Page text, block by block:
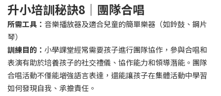
升小培訓秘訣8｜團隊合唱
所需工具： 音樂播放器及適合兒童的簡單樂器（如鈴鼓、鋼片
琴）
訓練目的： 小學課堂經常需要孩子進行團隊協作，參與合唱和
表演有助於培養孩子的社交禮儀、協作能力和領導潛能。團隊
合唱活動不僅能增強語言表達，還能讓孩子在集體活動中學習
如何發現自我、承擔責任。